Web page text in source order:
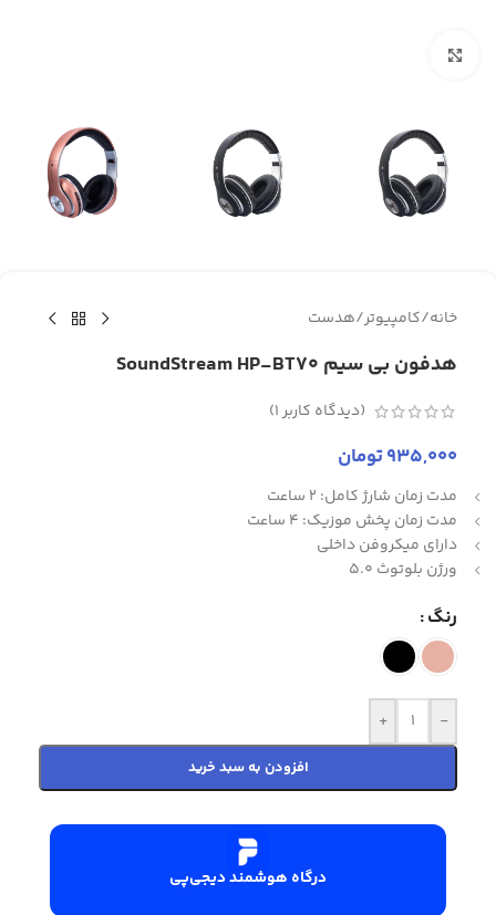
خانه/کامپیوتر/هدست
هدفون بی سیم SoundStream HP-BT70
(دیدگاه کاربر1
)
935,000تومان
مدت زمان شارژ کامل: 2 ساعت
مدت زمان پخش موزیک: 4 ساعت
دارای میکروفن داخلی
ورژن بلوتوث 5.0
رنگ
-
+
افزودن به سبد خرید
درگاه هوشمند دیجی‌پی